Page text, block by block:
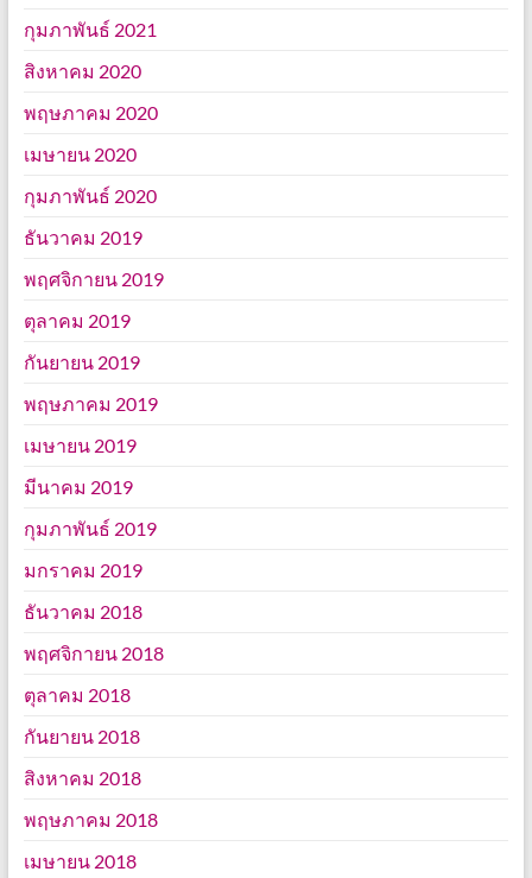
กุมภาพันธ์ 2021
สิงหาคม 2020
พฤษภาคม 2020
เมษายน 2020
กุมภาพันธ์ 2020
ธันวาคม 2019
พฤศจิกายน 2019
ตุลาคม 2019
กันยายน 2019
พฤษภาคม 2019
เมษายน 2019
มีนาคม 2019
กุมภาพันธ์ 2019
มกราคม 2019
ธันวาคม 2018
พฤศจิกายน 2018
ตุลาคม 2018
กันยายน 2018
สิงหาคม 2018
พฤษภาคม 2018
เมษายน 2018